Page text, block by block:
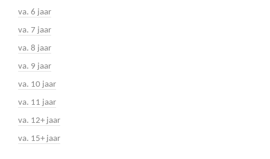
va. 6 jaar
va. 7 jaar
va. 8 jaar
va. 9 jaar
va. 10 jaar
va. 11 jaar
va. 12+ jaar
va. 15+ jaar